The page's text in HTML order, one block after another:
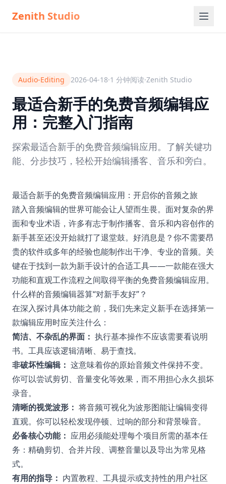
Zenith Studio
Audio-Editing 2026-04-18·1 分钟阅读·Zenith Studio
最适合新手的免费音频编辑应
用：完整入门指南
探索最适合新手的免费音频编辑应用。了解关键功
能、分步技巧，轻松开始编辑播客、音乐和旁白。
最适合新手的免费音频编辑应用：开启你的音频之旅
踏入音频编辑的世界可能会让人望而生畏。面对复杂的界
面和专业术语，许多有志于制作播客、音乐和内容创作的
新手甚至还没开始就打了退堂鼓。好消息是？你不需要昂
贵的软件或多年的经验也能制作出干净、专业的音频。关
键在于找到一款为新手设计的合适工具——一款能在强大
功能和直观工作流程之间取得平衡的免费音频编辑应用。
什么样的音频编辑器算“对新手友好”？
在深入探讨具体功能之前，我们先来定义新手在选择第一
款编辑应用时应关注什么：
简洁、不杂乱的界面： 执行基本操作不应该需要看说明
书。工具应该逻辑清晰、易于查找。
非破坏性编辑： 这意味着你的原始音频文件保持不变。
你可以尝试剪切、音量变化等效果，而不用担心永久损坏
录音。
清晰的视觉波形： 将音频可视化为波形图能让编辑变得
直观。你可以轻松发现停顿、过响的部分和背景噪音。
必备核心功能： 应用必须能处理每个项目所需的基本任
务：精确剪切、合并片段、调整音量以及导出为常见格
式。
有用的指导： 内置教程、工具提示或支持性的用户社区